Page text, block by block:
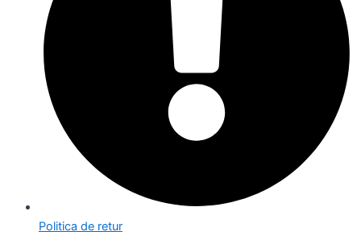
Politica de retur